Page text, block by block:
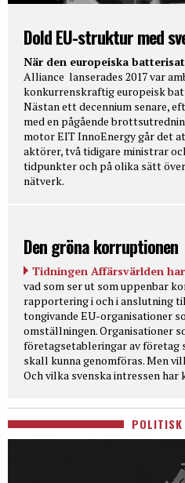
Dold EU-struktur med
När den europeiska
Alliance lanserades 2017 var
konkurrenskraftig europeisk
Nästan ett decennium senare,
med en pågående
motor EIT InnoEnergy går det
aktörer, två tidigare ministrar
tidpunkter och på olika sätt
nätverk.
Den gröna korruptionen
Tidningen Affärsvärlden
vad som ser ut som uppenbar
rapportering i och i anslutning
tongivande EU-organisationer
omställningen. Organisationer
företagsetableringar av företag
skall kunna genomföras. Men
Och vilka svenska intressen